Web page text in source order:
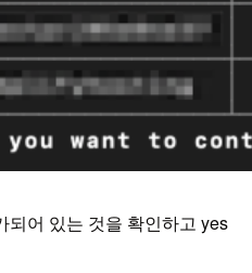
되어 있는 것을 확인하고 yes